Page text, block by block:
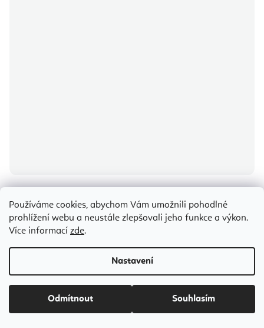
Používáme cookies, abychom Vám umožnili pohodlné
prohlížení webu a neustále zlepšovali jeho funkce a výkon.
Více informací zde.
Nastavení
Odmítnout Souhlasím
Meinl Sonic Energy planetární terapeutická ladička Geomagnetické
pole 149,74 Hz, 19,7 cm
Průměrné
produktu
je
5,0
z
1 208 Kč